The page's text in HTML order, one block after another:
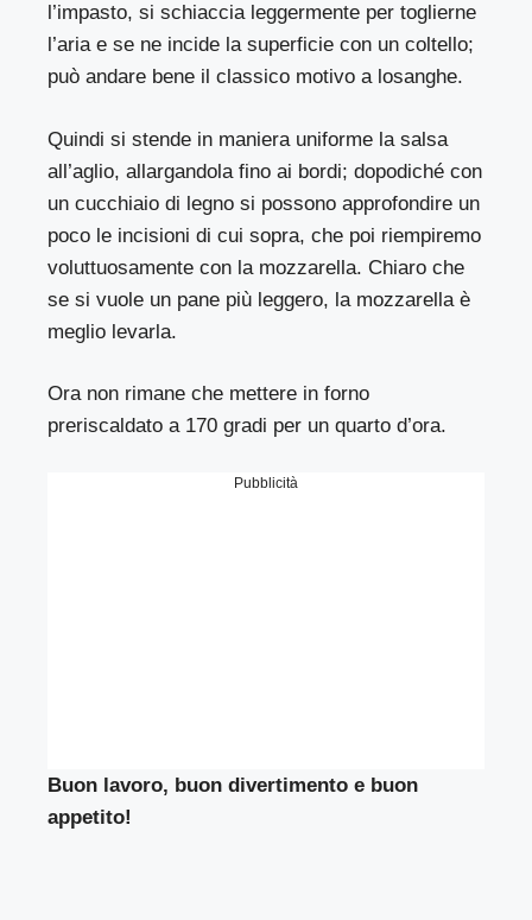
l’impasto, si schiaccia leggermente per toglierne
l’aria e se ne incide la superficie con un coltello;
può andare bene il classico motivo a losanghe.
Quindi si stende in maniera uniforme la salsa
all’aglio, allargandola fino ai bordi; dopodiché con
un cucchiaio di legno si possono approfondire un
poco le incisioni di cui sopra, che poi riempiremo
voluttuosamente con la mozzarella. Chiaro che
se si vuole un pane più leggero, la mozzarella è
meglio levarla.
Ora non rimane che mettere in forno
preriscaldato a 170 gradi per un quarto d’ora.
Pubblicità
Buon lavoro, buon divertimento e buon
appetito!